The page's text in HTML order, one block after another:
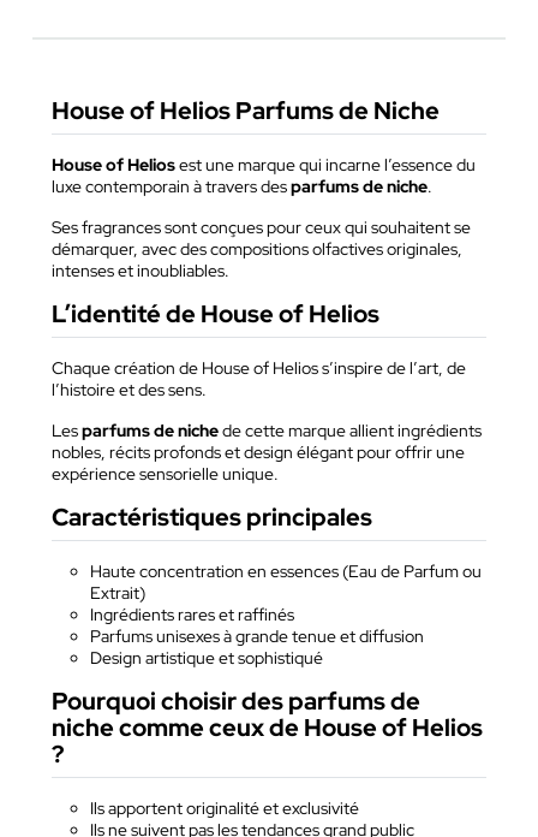
House of Helios Parfums de Niche
House of Heliosest une marque qui incarne l’essence du
luxe contemporain à travers desparfums de niche.
Ses fragrances sont conçues pour ceux qui souhaitent se
démarquer, avec des compositions olfactives originales,
intenses et inoubliables.
L’identité de House of Helios
Chaque création de House of Helios s’inspire de l’art, de
l’histoire et des sens.
Lesparfums de nichede cette marque allient ingrédients
nobles, récits profonds et design élégant pour offrir une
expérience sensorielle unique.
Caractéristiques principales
Haute concentration en essences (Eau de Parfum ou
Extrait)
Ingrédients rares et raffinés
Parfums unisexes à grande tenue et diffusion
Design artistique et sophistiqué
Pourquoi choisir des parfums de
niche comme ceux de House of Helios
?
Ils apportent originalité et exclusivité
Ils ne suivent pas les tendances grand public